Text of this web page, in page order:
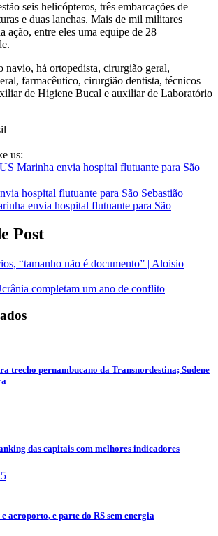
seis helicópteros, três embarcações de
e duas lanchas. Mais de mil militares
ação, entre eles uma equipe de 28
navio, há ortopedista, cirurgião geral,
farmacêutico, cirurgião dentista, técnicos
de Higiene Bucal e auxiliar de Laboratório
us:
Post
“tamanho não é documento” | Aloisio
completam um ano de conflito
trecho pernambucano da Transnordestina; Sudene
das capitais com melhores indicadores
aeroporto, e parte do RS sem energia